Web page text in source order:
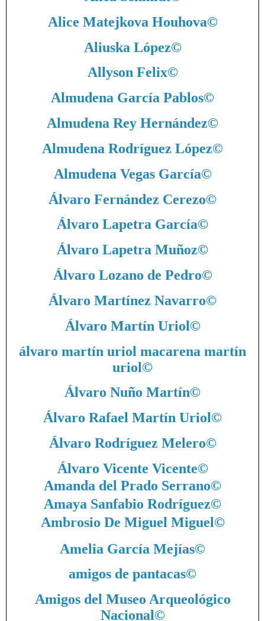
Alice Matejkova Houhova©
Aliuska López©
Allyson Felix©
Almudena García Pablos©
Almudena Rey Hernández©
Almudena Rodríguez López©
Almudena Vegas García©
Álvaro Fernández Cerezo©
Álvaro Lapetra García©
Álvaro Lapetra Muñoz©
Álvaro Lozano de Pedro©
Álvaro Martínez Navarro©
Álvaro Martín Uriol©
álvaro martín uriol macarena martín
uriol©
Álvaro Nuño Martín©
Álvaro Rafael Martín Uriol ©
Álvaro Rodríguez Melero©
Álvaro Vicente Vicente©
Amanda del Prado Serrano©
Amaya Sanfabio Rodríguez©
Ambrosio De Miguel Miguel©
Amelia García Mejías©
amigos de pantacas©
Amigos del Museo Arqueológico
Nacional©